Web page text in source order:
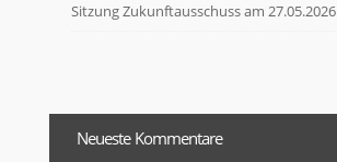
Sitzung Zukunftausschuss am 27.05.2026
Neueste Kommentare